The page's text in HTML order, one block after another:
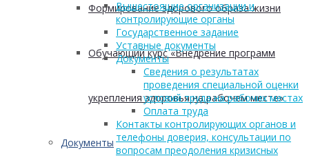
Формирование здорового образа жизни
Обучающий курс «Внедрение программ
укрепления здоровья на рабочем месте»
Документы
Вышестоящие организации и
контролирующие органы
Государственное задание
Уставные документы
Документы
Сведения о результатах
проведения специальной оценки
условий труда на рабочих местах
Оплата труда
Контакты контролирующих органов и
телефоны доверия, консультации по
вопросам преодоления кризисных